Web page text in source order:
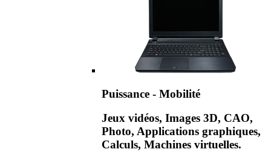
Puissance - Mobilité
Jeux vidéos, Images 3D, CAO,
Photo, Applications graphiques,
Calculs, Machines virtuelles.